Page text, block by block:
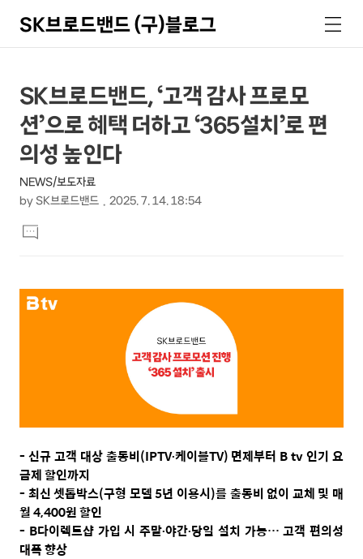
SK브로드밴드 (구)블로그
색
메
뉴
상
세
컨
텐
츠
본
문
제
목
SK브로드밴드, ‘고객 감사 프로모
션’으로 혜택 더하고 ‘365설치’로 편
의성 높인다
NEWS/보도자료
by SK브로드밴드 2025. 7. 14. 18:54
문
댓
글
- 신규 고객 대상 출동비(IPTV∙케이블TV) 면제부터 B tv인기 요
금제 할인까지
- 최신 셋톱박스(구형 모델5년 이용시)를 출동비 없이 교체 및 매
월4,400원 할인
- B다이렉트샵 가입 시 주말∙야간∙당일 설치 가능…고객 편의성
대폭 향상